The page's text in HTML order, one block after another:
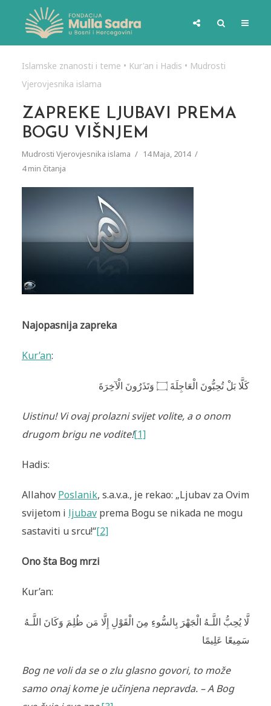
Islamske znanosti i teme • Kur'an i Hadis • Mudrosti
Vjerovjesnika islama
ZAPREKE LJUBAVI PREMA
BOGU VIŠNJEM
Mudrosti Vjerovjesnika islama
14 Maja, 2014
4 min čitanja
Najopasnija zapreka
Kur’an:
كَلَّا بَلْ تُحِبُّونَ الْعَاجِلَةَ ۝وَتَذَرُ‌ونَ الْآخِرَ‌ةَ
Uistinu! Vi ovaj prolazni svijet volite, a o onom
drugom brigu ne vodite![1]
Hadis:
Allahov Poslanik, s.a.v.a., je rekao: „Ljubav za Ovim
svijetom i ljubavprema Bogu se nikada ne mogu
sastaviti u srcu!“[2]
Ono šta Bog mrzi
Kur’an:
لَّا يُحِبُّ اللَّـهُ الْجَهْرَ‌ بِالسُّوءِ مِنَ الْقَوْلِ إِلَّا مَن ظُلِمَ وَكَانَ اللَّـهُ
سَمِيعًا عَلِيمًا
Bog ne voli da se o zlu glasno govori, to može
samo onaj kome je učinjena nepravda. – A Bog